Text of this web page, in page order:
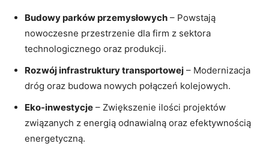
Budowy parków przemysłowych – Powstają
nowoczesne przestrzenie dla firm z sektora
technologicznego oraz produkcji.
Rozwój infrastruktury transportowej – Modernizacja
dróg oraz budowa nowych połączeń kolejowych.
Eko-inwestycje – Zwiększenie ilości projektów
związanych z energią odnawialną oraz efektywnością
energetyczną.